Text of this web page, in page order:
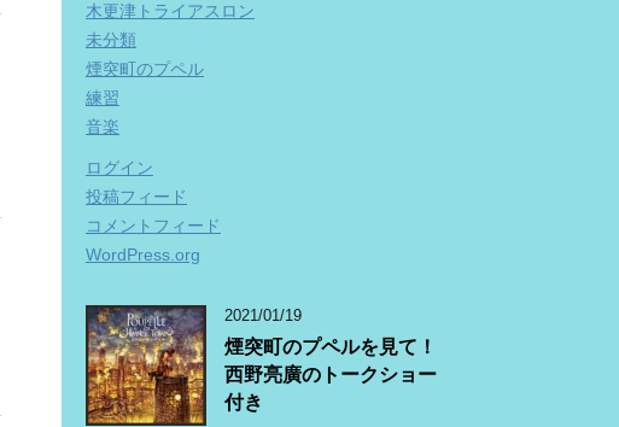
木更津トライアスロン
未分類
煙突町のプペル
練習
音楽
ログイン
投稿フィード
コメントフィード
WordPress.org
2021/01/19
煙突町のプペルを見て！
西野亮廣のトークショー
付き